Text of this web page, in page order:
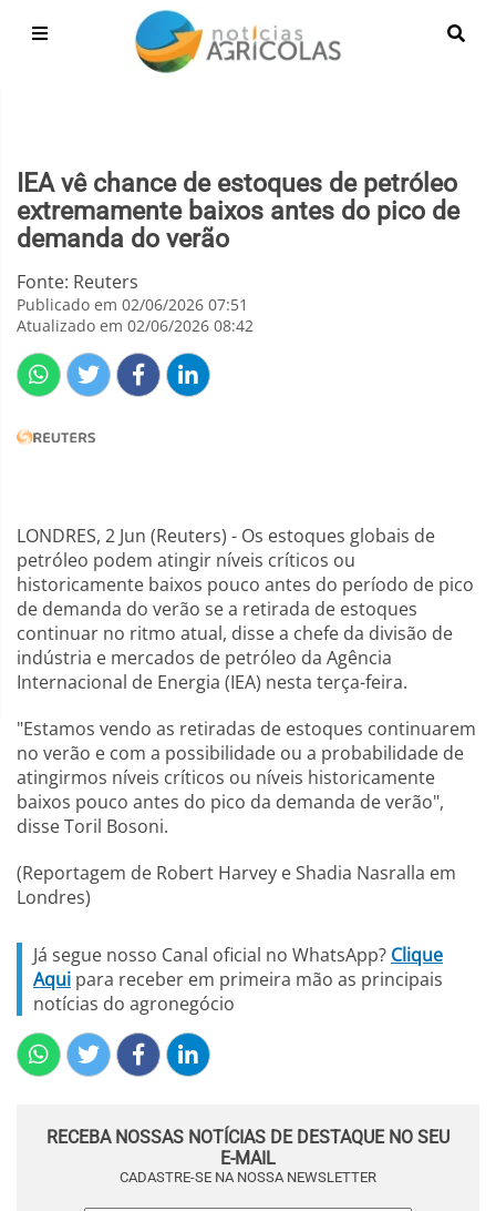
IEA vê chance de estoques de petróleo
extremamente baixos antes do pico de
demanda do verão
Fonte: Reuters
Publicado em 02/06/2026 07:51
Atualizado em 02/06/2026 08:42
LONDRES, 2 Jun (Reuters) - Os estoques globais de
petróleo podem atingir níveis críticos ou
historicamente baixos pouco antes do período de pico
de demanda do verão se a retirada de estoques
continuar no ritmo atual, disse a chefe da divisão de
indústria e mercados de petróleo da Agência
Internacional de Energia (IEA) nesta terça-feira.
"Estamos vendo as retiradas de estoques continuarem
no verão e com a possibilidade ou a probabilidade de
atingirmos níveis críticos ou níveis historicamente
baixos pouco antes do pico da demanda de verão",
disse Toril Bosoni.
(Reportagem de Robert Harvey e Shadia Nasralla em
Londres)
Já segue nosso Canal oficial no WhatsApp? Clique
Aqui para receber em primeira mão as principais
notícias do agronegócio
RECEBA NOSSAS NOTÍCIAS DE DESTAQUE NO SEU
E-MAIL
CADASTRE-SE NA NOSSA NEWSLETTER